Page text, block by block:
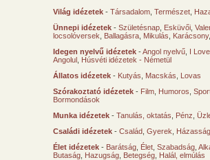
Világ idézetek - Társadalom Természet
Ünnepi idézetek - Születésnap Esküvői
locsolóversek
Ballagásra Mikulás Karácsony
Idegen nyelvű idézetek -Angol nyelvű I
Angolul Húsvéti idézetek - Németül
Állatos idézetek - Kutyás Macskás
Lovas
Szórakoztató idézetek - Film Humoros
Bormondások
Munka idézetek - Tanulás, oktatás Pénz
Családi idézetek - Család Gyerek
Élet idézetek - Barátság Élet Szabadság
Butaság Hazugság Betegség Halál, elmúlás